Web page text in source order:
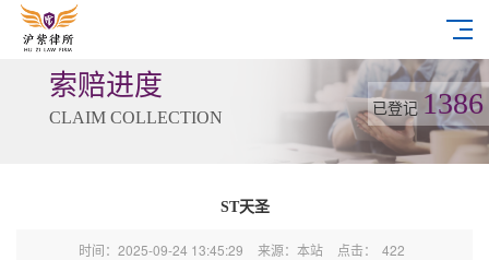
索赔进度
CLAIM COLLECTION 已登记 1386
ST天圣
时间：2025-09-24 13:45:29 来源：本站 点击： 422